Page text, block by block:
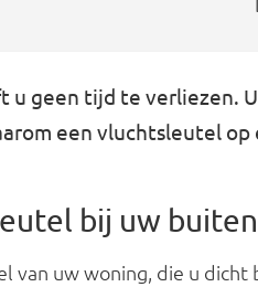
u geen tijd te verliezen.
een vluchtsleutel op
bij uw
van uw woning, die u